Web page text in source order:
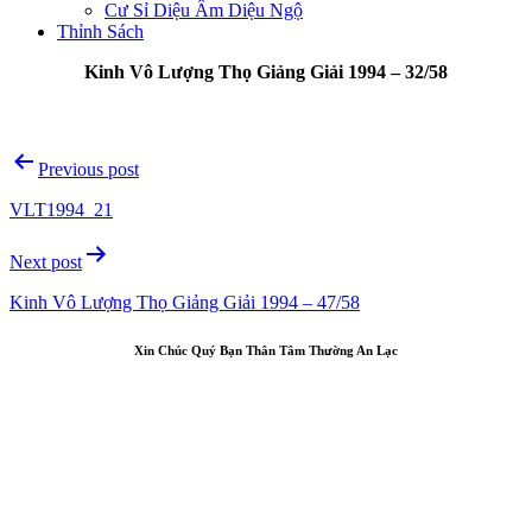
Cư Sỉ Diệu Âm Diệu Ngộ
Thỉnh Sách
Kinh Vô Lượng Thọ Giảng Giải 1994 – 32/58
PostPrevious post
VLT1994_21
Next post
Kinh Vô Lượng Thọ Giảng Giải 1994 – 47/58
Xin Chúc Quý Bạn Thân Tâm Thường An Lạc